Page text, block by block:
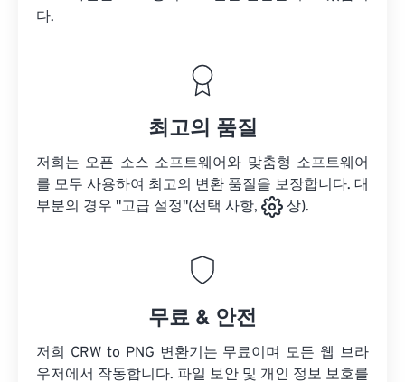
다.
최고의 품질
저희는 오픈 소스 소프트웨어와 맞춤형 소프트웨어
를 모두 사용하여 최고의 변환 품질을 보장합니다. 대
부분의 경우 "고급 설정"(선택 사항,
상).
무료 & 안전
저희 CRW to PNG 변환기는 무료이며 모든 웹 브라
우저에서 작동합니다. 파일 보안 및 개인 정보 보호를